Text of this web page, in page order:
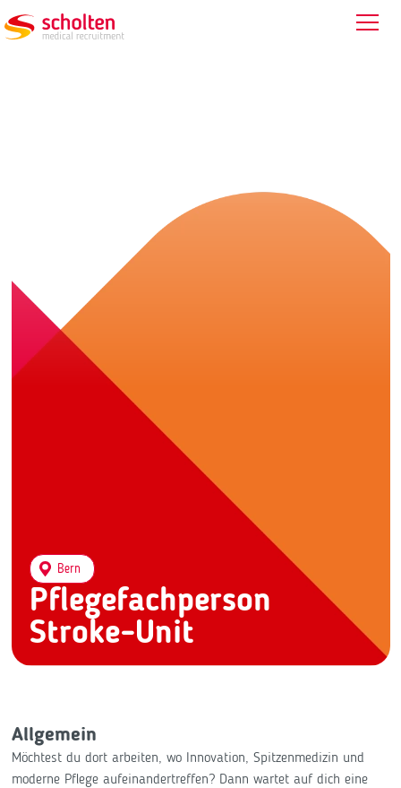
Pflegefachperson
Stroke-Unit
Bern
Allgemein
Möchtest du dort arbeiten, wo Innovation, Spitzenmedizin und
moderne Pflege aufeinandertreffen? Dann wartet auf dich eine